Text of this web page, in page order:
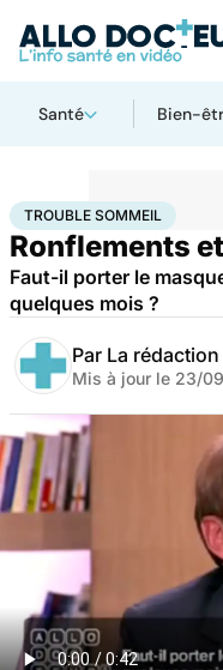
Santé Bien-
AccueilSantéTrouble sommeil
TROUBLE SOMMEIL
Ronflements
Faut-il porter le
quelques mois ?
Par La
Mis à jour le 23/